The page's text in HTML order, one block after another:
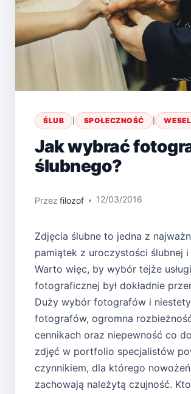
ŚLUB SPOŁECZNOŚĆ |
Jak wybrać
ślubnego?
Przez filozof 12/03/2016
Zdjęcia ślubne to jedna z
pamiątek z uroczystości ślubnej i
Warto więc, by wybór tejże usługi
fotograficznej był dokładnie
Duży wybór fotografów i
fotografów, ogromna
cennikach oraz niepewność co
zdjęć w portfolio specjalistów
czynnikiem, dla którego
zachowają należytą czujność.